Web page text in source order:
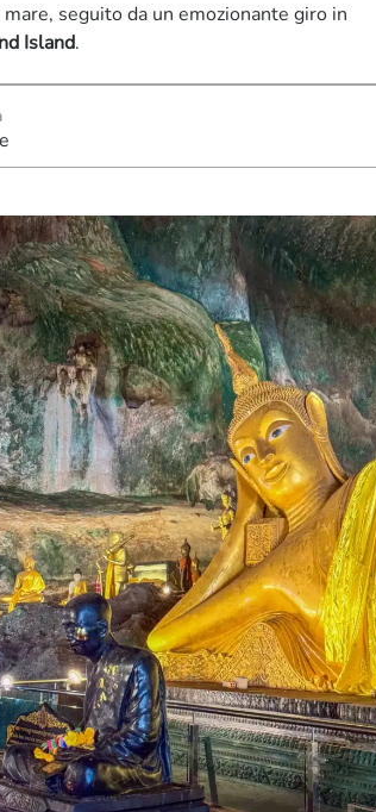
seguito da un emozionante giro in
Island.